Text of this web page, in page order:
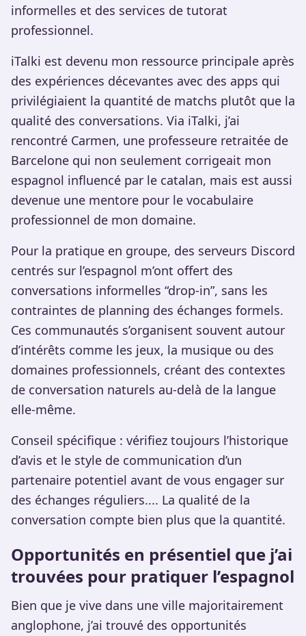
informelles et des services de tutorat
professionnel.
iTalki est devenu mon ressource principale après
des expériences décevantes avec des apps qui
privilégiaient la quantité de matchs plutôt que la
qualité des conversations. Via iTalki, j’ai
rencontré Carmen, une professeure retraitée de
Barcelone qui non seulement corrigeait mon
espagnol influencé par le catalan, mais est aussi
devenue une mentore pour le vocabulaire
professionnel de mon domaine.
Pour la pratique en groupe, des serveurs Discord
centrés sur l’espagnol m’ont offert des
conversations informelles “drop-in”, sans les
contraintes de planning des échanges formels.
Ces communautés s’organisent souvent autour
d’intérêts comme les jeux, la musique ou des
domaines professionnels, créant des contextes
de conversation naturels au-delà de la langue
elle-même.
Conseil spécifique : vérifiez toujours l’historique
d’avis et le style de communication d’un
partenaire potentiel avant de vous engager sur
des échanges réguliers.... La qualité de la
conversation compte bien plus que la quantité.
Opportunités en présentiel que j’ai
trouvées pour pratiquer l’espagnol
Bien que je vive dans une ville majoritairement
anglophone, j’ai trouvé des opportunités